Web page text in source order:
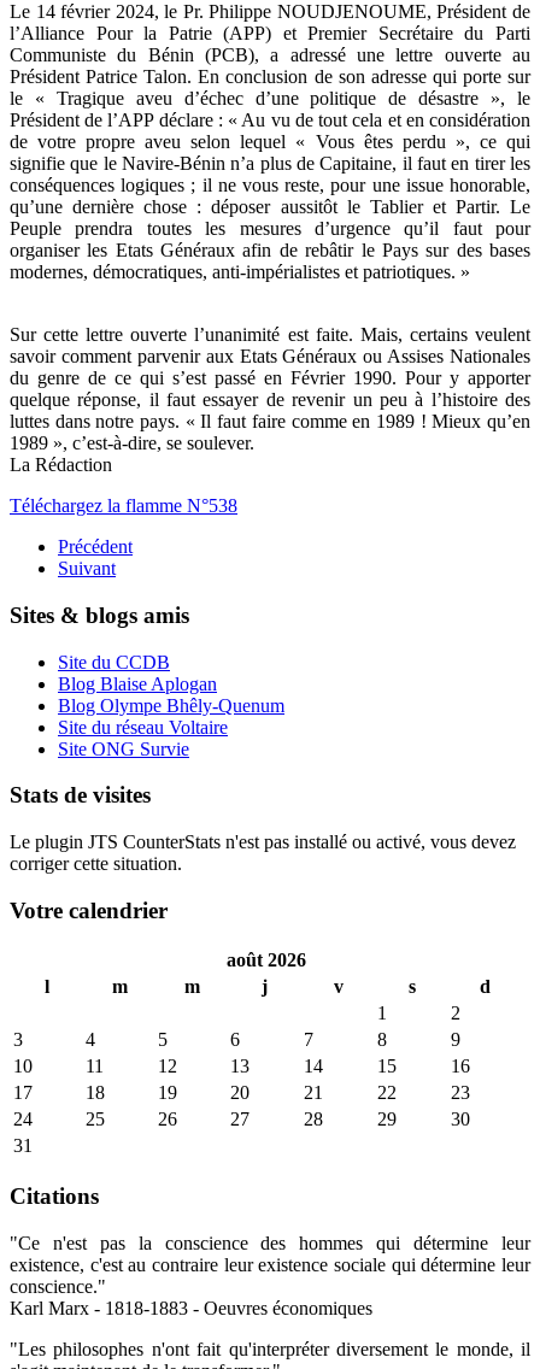
Le 14 février 2024, le Pr. Philippe NOUDJENOUME, Président de
l’Alliance Pour la Patrie (APP) et Premier Secrétaire du Parti
Communiste du Bénin (PCB), a adressé une lettre ouverte au
Président Patrice Talon. En conclusion de son adresse qui porte sur
le « Tragique aveu d’échec d’une politique de désastre », le
Président de l’APP déclare : « Au vu de tout cela et en considération
de votre propre aveu selon lequel « Vous êtes perdu », ce qui
signifie que le Navire-Bénin n’a plus de Capitaine, il faut en tirer les
conséquences logiques ; il ne vous reste, pour une issue honorable,
qu’une dernière chose : déposer aussitôt le Tablier et Partir. Le
Peuple prendra toutes les mesures d’urgence qu’il faut pour
organiser les Etats Généraux afin de rebâtir le Pays sur des bases
modernes, démocratiques, anti-impérialistes et patriotiques. »
Sur cette lettre ouverte l’unanimité est faite. Mais, certains veulent
savoir comment parvenir aux Etats Généraux ou Assises Nationales
du genre de ce qui s’est passé en Février 1990. Pour y apporter
quelque réponse, il faut essayer de revenir un peu à l’histoire des
luttes dans notre pays. « Il faut faire comme en 1989 ! Mieux qu’en
1989 », c’est-à-dire, se soulever.
La Rédaction
Téléchargez la flamme N°538
Précédent
Suivant
Sites & blogs amis
Site du CCDB
Blog Blaise Aplogan
Blog Olympe Bhêly-Quenum
Site du réseau Voltaire
Site ONG Survie
Stats de visites
Le plugin JTS CounterStats n'est pas installé ou activé, vous devez
corriger cette situation.
Votre calendrier
août 2026
l
m m j v s
d
1
2
3
4 5 6 7 8
9
10
11 12 13 14 15
16
17
18 19 20 21 22
23
24
25 26 27 28 29
30
31
Citations
"Ce n'est pas la conscience des hommes qui détermine leur
existence, c'est au contraire leur existence sociale qui détermine leur
conscience."
Karl Marx - 1818-1883 - Oeuvres économiques
"Les philosophes n'ont fait qu'interpréter diversement le monde, il